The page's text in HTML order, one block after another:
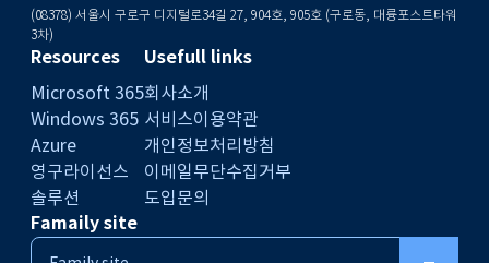
(08378) 서울시 구로구 디지털로34길 27, 904호, 905호 (구로동, 대륭포스트타워
3차)
Resources
Microsoft 365
Windows 365
Azure
영구라이선스
솔루션
Usefull links
회사소개
서비스이용약관
개인정보처리방침
이메일무단수집거부
도입문의
Famaily site